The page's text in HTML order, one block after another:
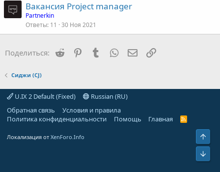
Вакансия Project manager
Partnerkin
Ответы 11 30 Ноя 2021
Поделиться: Reddit PinterestTumblrWhatsAppЭлектронная почта
Ссылка
Сиджи (CJ)
U.IX 2 Default (Fixed)
Russian (RU)
Обратная связь
Условия и правила
Политика конфиденциальности
Помощь Главная
R
Локализация от XenForo.Info